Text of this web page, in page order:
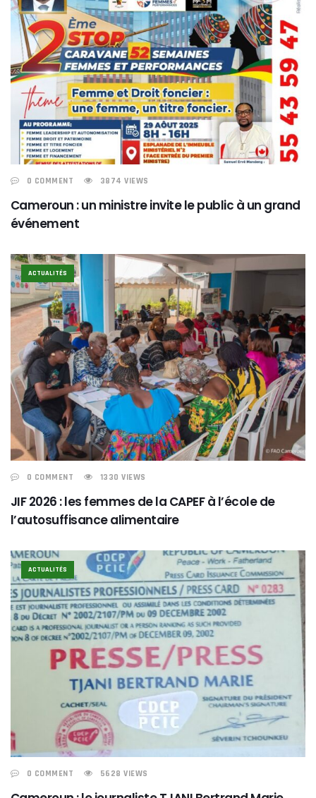
0 COMMENT 3874 VIEWS
Cameroun : un ministre invite le public à un grand
événement
ACTUALITÉS
0 COMMENT 1330 VIEWS
JIF 2026 : les femmes de la CAPEF à l’école de
l’autosuffisance alimentaire
ACTUALITÉS
0 COMMENT 5628 VIEWS